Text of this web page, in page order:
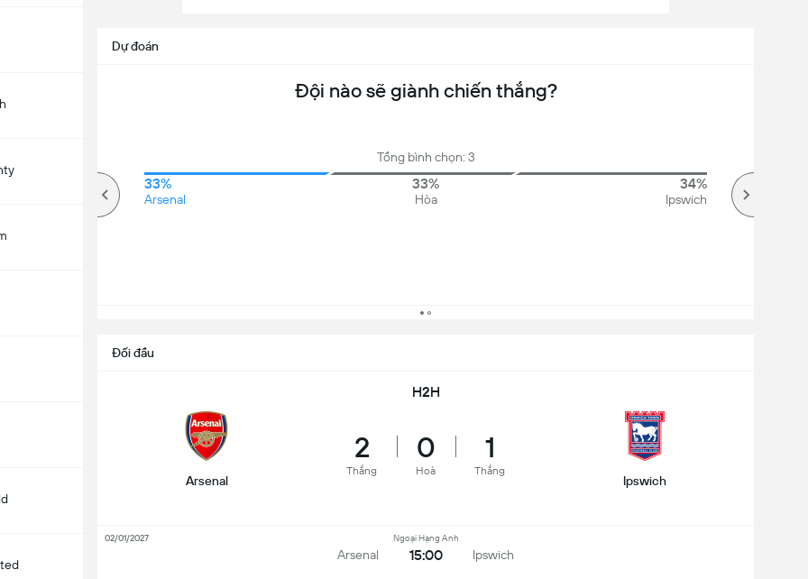
Dự đoán
Đội nào sẽ giành chiến thắng?
Tổng bình chọn: 3
33%
Arsenal
33%
Hòa
34%
Ipswich
Đối đầu
H2H
Arsenal
2
Thắng
0
Hoà
1
Thắng
Ipswich
Arsenal
Ngoại Hạng Anh
15:00 Ipswich
02/01/2027